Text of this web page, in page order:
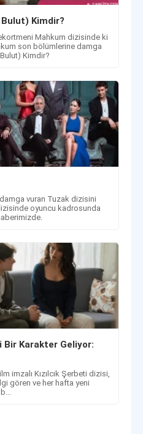
Kimdir?
Mahkum dizisinde ki
son bölümlerine damga
Kimdir?
damga vuran Tuzak dizisini
oyuncu kadrosunda
Bir Karakter Geliyor:
imzalı Kızılcık Şerbeti dizisi,
gören ve her hafta yeni